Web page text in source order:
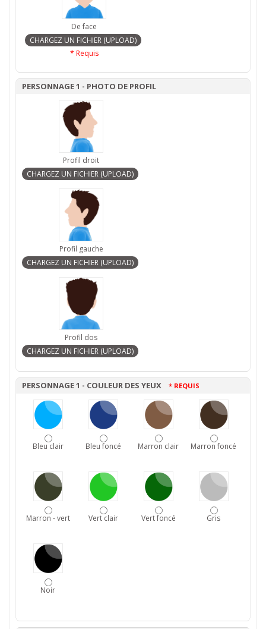
De face
* Requis
PERSONNAGE 1 - PHOTO DE PROFIL
Profil droit
Profil gauche
Profil dos
PERSONNAGE 1 - COULEUR DES YEUX * REQUIS
Bleu clair Bleu foncé Marron clair Marron foncé
Marron - vert Vert clair Vert foncé Gris
Noir